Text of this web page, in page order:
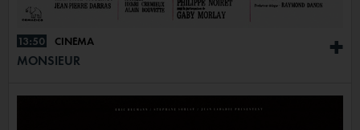
+
13:50 CINÉMA
MONSIEUR